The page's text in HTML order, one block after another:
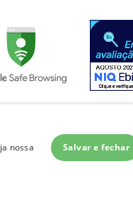
nossa
Salvar e fechar